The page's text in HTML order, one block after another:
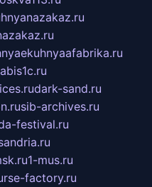
dark-sand.ru
sib-archives.ru
festival.ru
1-mus.ru
factory.ru